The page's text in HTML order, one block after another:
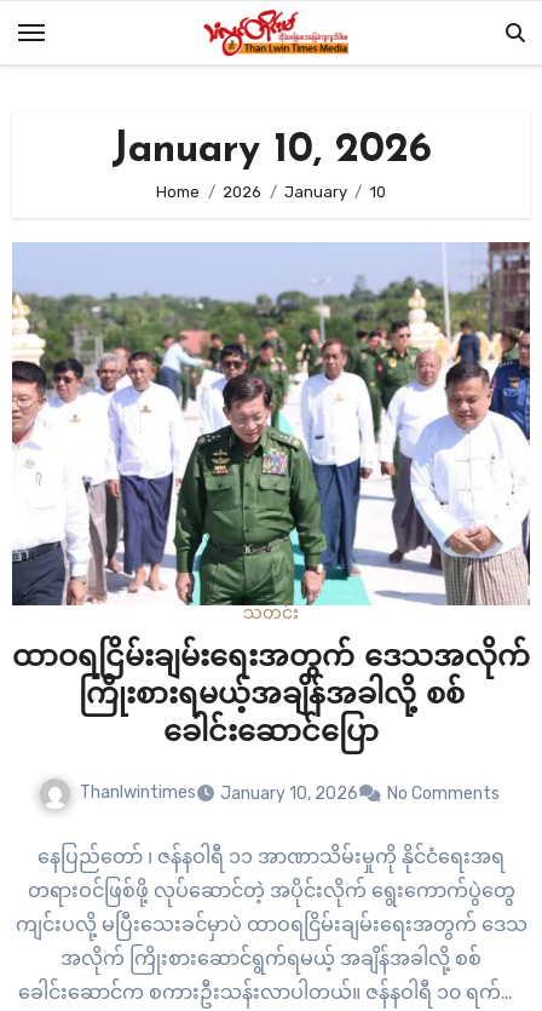
January 10, 2026
Home 2026 January 10
သတင်း
ထာဝရငြိမ်းချမ်းရေးအတွက် ဒေသအလိုက်
ကြိုးစားရမယ့်အချိန်အခါလို့ စစ်
ခေါင်းဆောင်ပြော
Thanlwintimes January 10, 2026 No Comments
နေပြည်တော် ၊ ဇန်နဝါရီ ၁၁ အာဏာသိမ်းမှုကို နိုင်ငံရေးအရ
တရားဝင်ဖြစ်ဖို့ လုပ်ဆောင်တဲ့ အပိုင်းလိုက် ရွေးကောက်ပွဲတွေ
ကျင်းပလို့ မပြီးသေးခင်မှာပဲ ထာဝရငြိမ်းချမ်းရေးအတွက် ဒေသ
အလိုက် ကြိုးစားဆောင်ရွက်ရမယ့် အချိန်အခါလို့ စစ်
ခေါင်းဆောင်က စကားဦးသန်းလာပါတယ်။ ဇန်နဝါရီ ၁၀ ရက်နေ့